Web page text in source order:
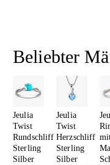
Beliebter
Jeulia
Twist
Rundschliff
Sterling
Silber
Jeulia
Twist
Herzschliff
Sterling
Silber